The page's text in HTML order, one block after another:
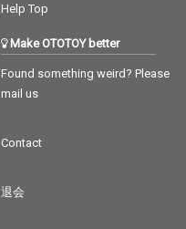
Help Top
Make OTOTOY better
Found something weird? Please
mail us
Contact
退会